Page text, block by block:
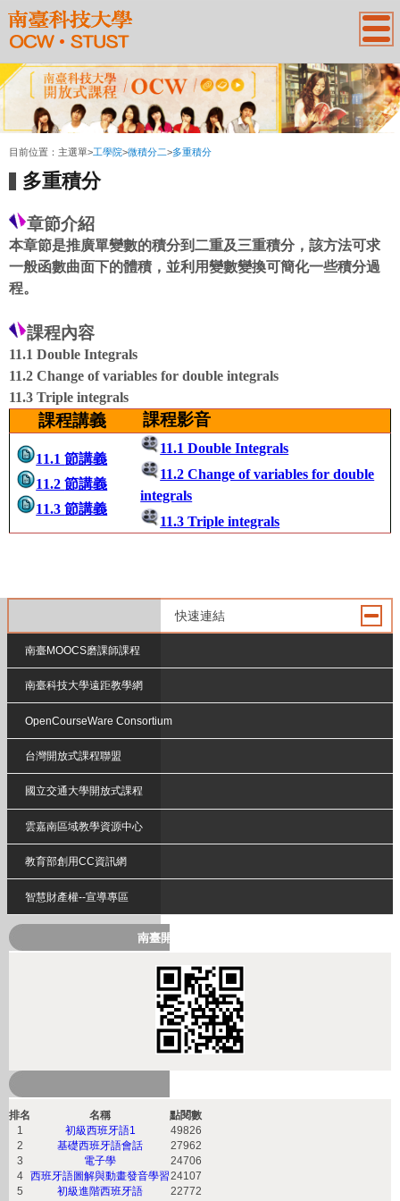
:::
目前位置： 主選單>工學院>微積分二>多重積分
多重積分
章節介紹
本章節是推廣單變數的積分到二重及三重積分，該方法可求
一般函數曲面下的體積，並利用變數變換可簡化一些積分過
程。
課程內容
11.1 Double Integrals
11.2 Change of variables for double integrals
11.3 Triple integrals
課程講義 課程影音
11.1節講義
11.2節講義
11.3節講義
11.1 Double Integrals
11.2 Change of variables for double
integrals
11.3 Triple integrals
快速連結
南臺MOOCS磨課師課程
南臺科技大學遠距教學網
OpenCourseWare Consortium
台灣開放式課程聯盟
國立交通大學開放式課程
雲嘉南區域教學資源中心
教育部創用CC資訊網
智慧財產權--宣導專區
南臺開放式課程QRcode
排名 名稱
點閱數
1
初級西班牙語1
49826
2
基礎西班牙語會話
27962
3
電子學
24706
4
西班牙語圖解與動畫發音學習24107
5
初級進階西班牙語
22772